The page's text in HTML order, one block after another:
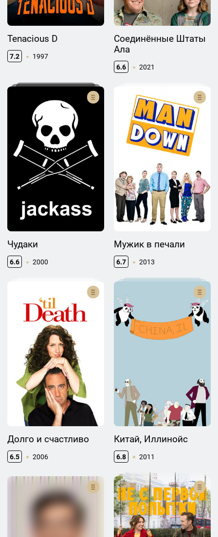
Tenacious D
7.2 1997
Соединённые Штаты
Ала
6.6 2021
Чудаки
6.6 2000
Мужик в печали
6.7 2013
Долго и счастливо
6.5 2006
Китай, Иллинойс
6.8 2011